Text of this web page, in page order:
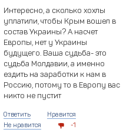
Интересно, а сколько хохлы
уплатили, чтобы Крым вошел в
состав Украины? А насчет
Европы, нет у Украины
будущего. Ваша судьба- это
судьба Молдавии, а именно
ездить на заработки к нам в
Россию, потому то в Европу вас
никто не пустит
Ответить
Нравится
Не нравится
1